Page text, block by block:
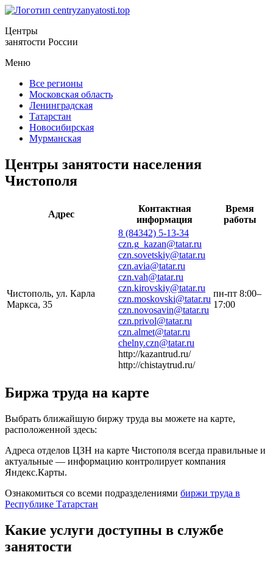
Центры
занятости России
Меню
Все регионы
Московская область
Ленинградская
Татарстан
Новосибирская
Мурманская
Центры занятости населения
Чистополя
Адрес
Контактная
информация
Время
работы
Чистополь, ул. Карла
Маркса, 35
8 (84342) 5-13-34
czn.g_kazan@tatar.ru
czn.sovetskiy@tatar.ru
czn.avia@tatar.ru
czn.vah@tatar.ru
czn.kirovskiy@tatar.ru
czn.moskovski@tatar.ru
czn.novosavin@tatar.ru
czn.privol@tatar.ru
czn.almet@tatar.ru
chelny.czn@tatar.ru
http://kazantrud.ru/
http://chistaytrud.ru/
пн-пт 8:00–
17:00
Биржа труда на карте
Выбрать ближайшую биржу труда вы можете на карте,
расположенной здесь:
Адреса отделов ЦЗН на карте Чистополя всегда правильные и
актуальные — информацию контролирует компания
Яндекс.Карты.
Ознакомиться со всеми подразделениями биржи труда в
Республике Татарстан
Какие услуги доступны в службе
занятости